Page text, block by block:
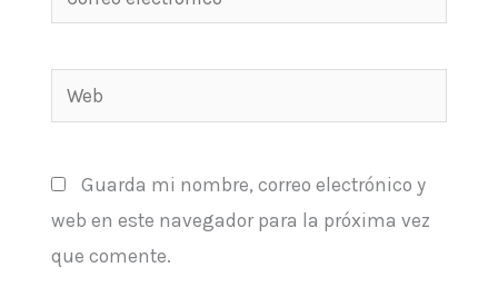
electrónico*
Web
Guarda mi nombre, correo electrónico y
web en este navegador para la próxima vez
que comente.